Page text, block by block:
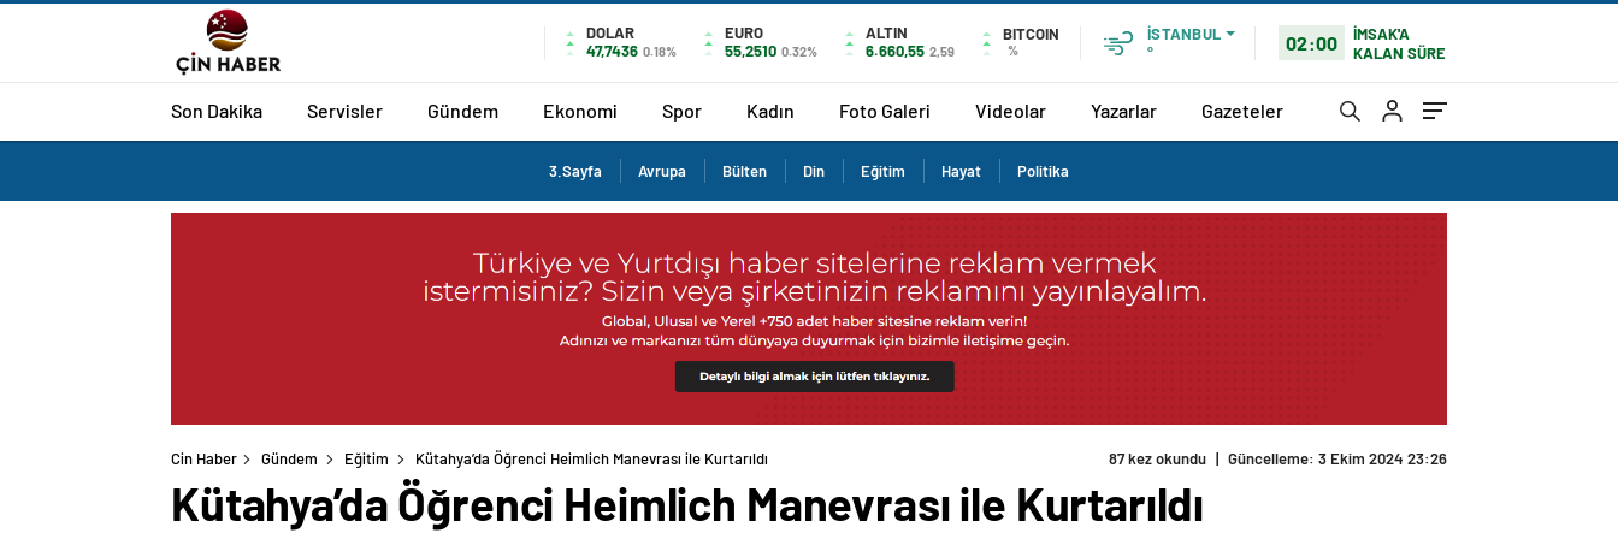
DOLAR
47,7436 0.18%
EURO
55,2510 0.32%
ALTIN
6.660,55 2,59
BITCOIN
%
İSTANBUL
°
02:00
İMSAK'A
KALAN SÜRE
Son Dakika Servisler Gündem Ekonomi Spor Kadın Foto Galeri Videolar Yazarlar Gazeteler
3.Sayfa Avrupa Bülten Din Eğitim Hayat Politika
Cin Haber Gündem Eğitim Kütahya’da Öğrenci Heimlich Manevrası ile Kurtarıldı 87 kez okundu | Güncelleme: 3 Ekim 2024 23:26
Kütahya’da Öğrenci Heimlich Manevrası ile Kurtarıldı